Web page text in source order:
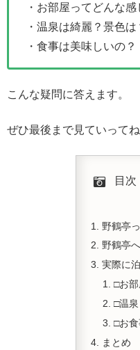
・お部屋ってどんな感
・温泉は綺麗？景色は
・食事は美味しいの？
こんな疑問に答えます。
ぜひ最後まで見ていってね
目次
野鶴亭
野鶴亭
実際に
□お部
□温泉
□お
まとめ